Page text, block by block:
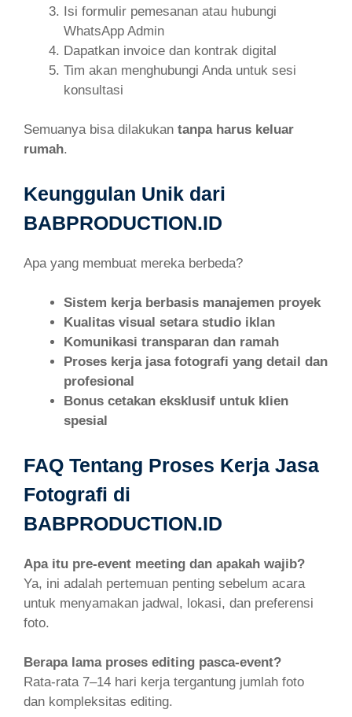
Isi formulir pemesanan atau hubungi
WhatsApp Admin
Dapatkan invoice dan kontrak digital
Tim akan menghubungi Anda untuk sesi
konsultasi
Semuanya bisa dilakukan tanpa harus keluar
rumah.
Keunggulan Unik dari
BABPRODUCTION.ID
Apa yang membuat mereka berbeda?
Sistem kerja berbasis manajemen proyek
Kualitas visual setara studio iklan
Komunikasi transparan dan ramah
Proses kerja jasa fotografi yang detail dan
profesional
Bonus cetakan eksklusif untuk klien
spesial
FAQ Tentang Proses Kerja Jasa
Fotografi di
BABPRODUCTION.ID
Apa itu pre-event meeting dan apakah wajib?
Ya, ini adalah pertemuan penting sebelum acara
untuk menyamakan jadwal, lokasi, dan preferensi
foto.
Berapa lama proses editing pasca-event?
Rata-rata 7–14 hari kerja tergantung jumlah foto
dan kompleksitas editing.